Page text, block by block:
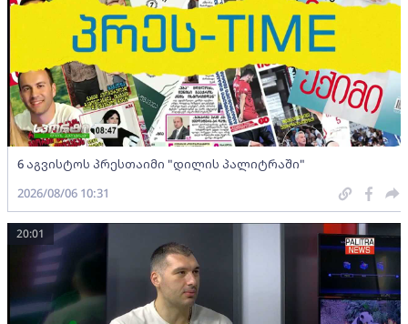
6 აგვისტოს პრესთაიმი "დილის პალიტრაში"
2026/08/06 10:31
20:01